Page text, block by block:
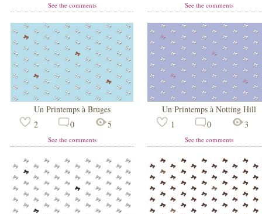
See the comments See the comments
Un Printemps à Bruges
2
0 5
See the comments
Un Printemps à Notting Hill
1
0 3
See the comments